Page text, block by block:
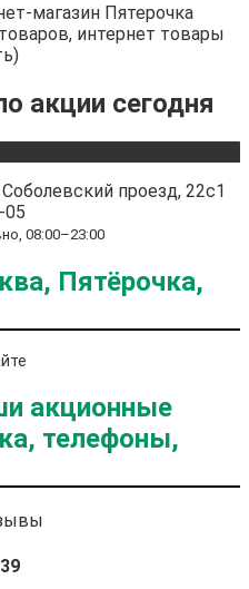
магазин Пятерочка
интернет товары
акции сегодня
проезд, 22с1
05
08:00–23:00
Пятёрочка,
акционные
телефоны,